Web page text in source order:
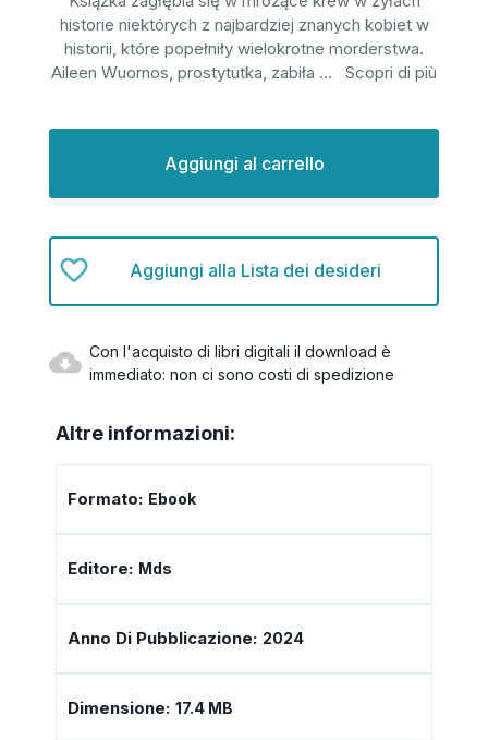
historie niektórych z najbardziej znanych kobiet w
historii, które popełniły wielokrotne morderstwa.
Aileen Wuornos, prostytutka, zabiła ... Scopri di più
Aggiungi alla Lista dei desideri
Con l'acquisto di libri digitali il download è
immediato: non ci sono costi di spedizione
Altre informazioni:
Formato: Ebook
Editore: Mds
Anno Di Pubblicazione: 2024
Dimensione: 17.4 MB